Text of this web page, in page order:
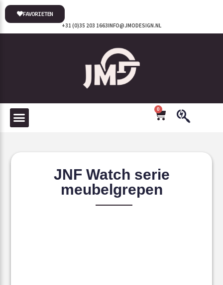
INFO@JMODESIGN.NL
+31 (0)35 203 1663
FAVORIETEN
0
JNF Watch serie
meubelgrepen